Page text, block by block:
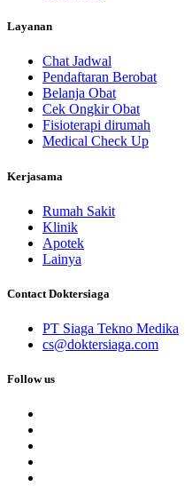
Layanan
Chat Jadwal
Pendaftaran Berobat
Belanja Obat
Cek Ongkir Obat
Fisioterapi dirumah
Medical Check Up
Kerjasama
Rumah Sakit
Klinik
Apotek
Lainya
Contact Doktersiaga
PT Siaga Tekno Medika
cs@doktersiaga.com
Follow us